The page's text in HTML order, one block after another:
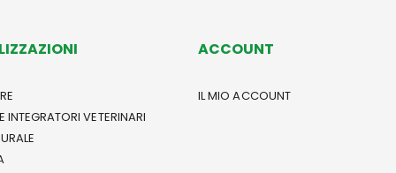
INTEGRATORI VETERINARI
ACCOUNT
IL MIO ACCOUNT